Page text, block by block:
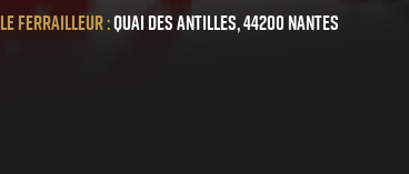
Le ferrailleur :Quai des antilles, 44200 Nantes